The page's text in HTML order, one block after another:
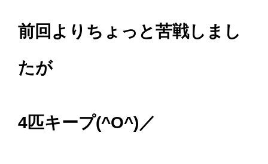
前回よりちょっと苦戦しまし
たが
4匹キープ(^O^)／